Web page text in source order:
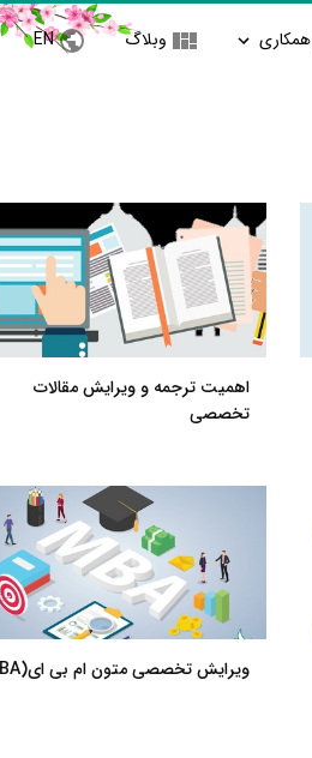
همکاری وبلاگ EN
اهمیت ترجمه و ویرایش مقالات
تخصصی
ویرایش تخصصی متون ام بی ای(MBA)